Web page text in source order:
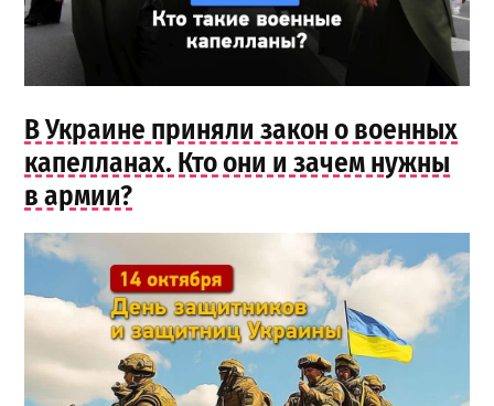
В Украине приняли закон о военных
капелланах. Кто они и зачем нужны
в армии?